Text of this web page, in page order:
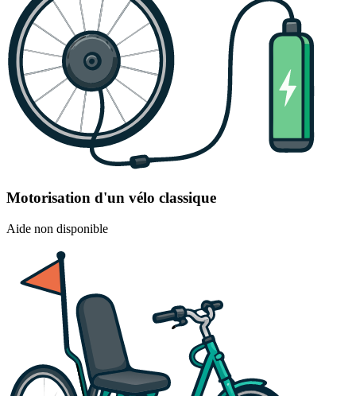
Motorisation d'un vélo classique
Aide non disponible